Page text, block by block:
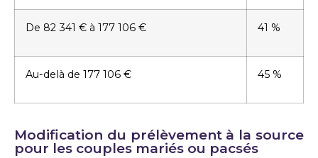
De 82 341 € à 177 106 € 41 %
Au-delà de 177 106 € 45 %
Modification du prélèvement à la source
pour les couples mariés ou pacsés